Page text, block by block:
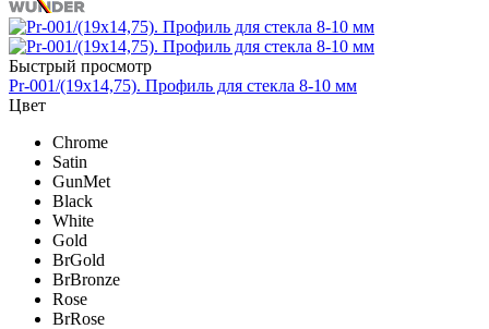
Быстрый просмотр
Pr-001/(19x14,75). Профиль для стекла 8-10 мм
Цвет
Chrome
Satin
GunMet
Black
White
Gold
BrGold
BrBronze
Rose
BrRose